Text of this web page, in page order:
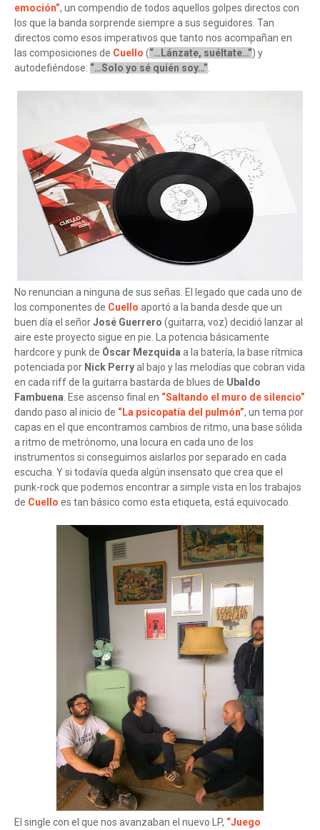
emoción”, un compendio de todos aquellos golpes directos con
los que la banda sorprende siempre a sus seguidores. Tan
directos como esos imperativos que tanto nos acompañan en
las composiciones de Cuello (“…Lánzate, suéltate…”) y
autodefiéndose: “…Solo yo sé quién soy…”.
No renuncian a ninguna de sus señas. El legado que cada uno de
los componentes de Cuello aportó a la banda desde que un
buen día el señorJosé Guerrero (guitarra, voz) decidió lanzar al
aire este proyecto sigue en pie. La potencia básicamente
hardcore y punk de Óscar Mezquida a la batería, la base rítmica
potenciada por Nick Perryal bajo y las melodías que cobran vida
en cada riff de la guitarra bastarda de blues de Ubaldo
Fambuena. Ese ascenso final en “Saltando el muro de silencio”
dando paso al inicio de “La psicopatía del pulmón”, un tema por
capas en el que encontramos cambios de ritmo, una base sólida
a ritmo de metrónomo, una locura en cada uno de los
instrumentos si conseguimos aislarlos por separado en cada
escucha. Y si todavía queda algún insensato que crea que el
punk-rock que podemos encontrar a simple vista en los trabajos
de Cuello es tan básico como esta etiqueta, está equivocado.
El single con el que nos avanzaban el nuevo LP, “Juego